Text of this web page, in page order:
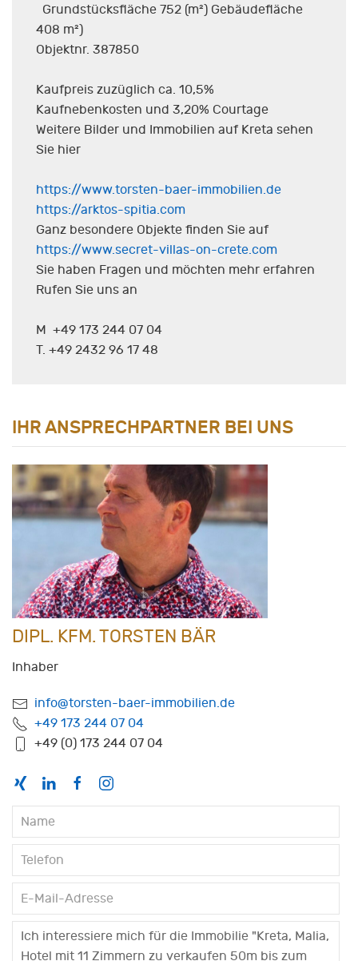
Grundstücksfläche 752 (m²) Gebäudefläche
408 m²)
Objektnr. 387850
Kaufpreis zuzüglich ca. 10,5%
Kaufnebenkosten und 3,20% Courtage
Weitere Bilder und Immobilien auf Kreta sehen
Sie hier
https://www.torsten-baer-immobilien.de
https://arktos-spitia.com
Ganz besondere Objekte finden Sie auf
https://www.secret-villas-on-crete.com
Sie haben Fragen und möchten mehr erfahren
Rufen Sie uns an
M +49 173 244 07 04
T. +49 2432 96 17 48
IHR ANSPRECHPARTNER BEI UNS
DIPL. KFM. TORSTEN BÄR
Inhaber
info@torsten-baer-immobilien.de
+49 173 244 07 04
+49 (0) 173 244 07 04